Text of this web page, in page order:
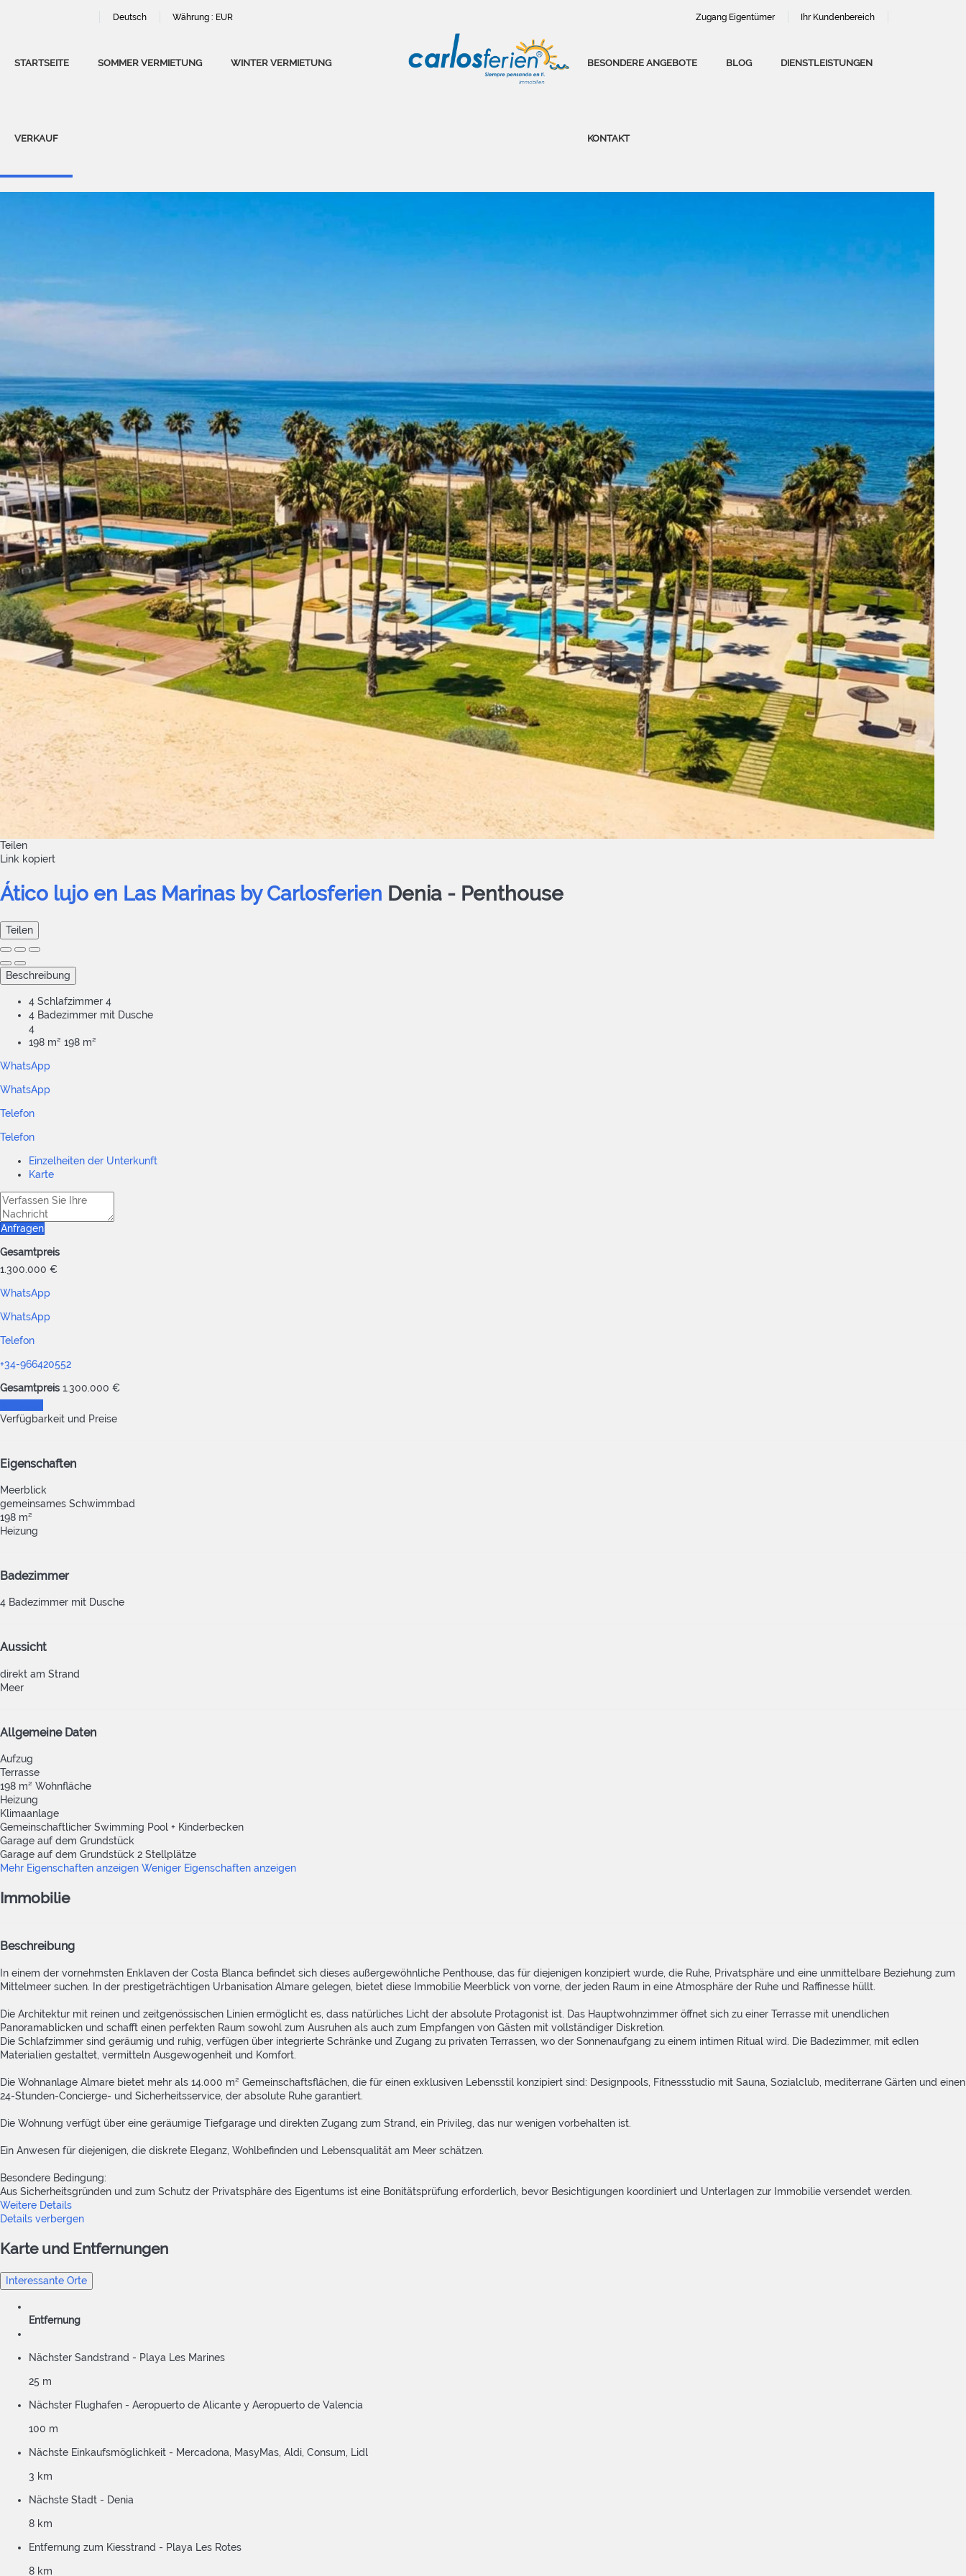
Deutsch Währung : EUR Ihr Kundenbereich
Zugang Eigentümer
STARTSEITE SOMMER VERMIETUNG WINTER VERMIETUNG
VERKAUF
BESONDERE ANGEBOTE BLOG DIENSTLEISTUNGEN
KONTAKT
Teilen
Link kopiert
Ático lujo en Las Marinas by Carlosferien Denia - Penthouse
Teilen
Beschreibung
4 Schlafzimmer 4
4 Badezimmer mit Dusche
4
198 m² 198 m²
WhatsApp
WhatsApp
Telefon
Telefon
Einzelheiten der Unterkunft
Karte
Anfragen
Gesamtpreis
1.300.000 €
WhatsApp
WhatsApp
Telefon
+34-966420552
Gesamtpreis 1.300.000 €
Verfügbarkeit und Preise
Eigenschaften
Meerblick
gemeinsames Schwimmbad
198 m²
Heizung
Badezimmer
4 Badezimmer mit Dusche
Aussicht
direkt am Strand
Meer
Allgemeine Daten
Aufzug
Terrasse
198 m² Wohnfläche
Heizung
Klimaanlage
Gemeinschaftlicher Swimming Pool + Kinderbecken
Garage auf dem Grundstück
Garage auf dem Grundstück 2 Stellplätze
Mehr Eigenschaften anzeigen Weniger Eigenschaften anzeigen
Immobilie
Beschreibung
In einem der vornehmsten Enklaven der Costa Blanca befindet sich dieses außergewöhnliche Penthouse, das für diejenigen konzipiert wurde, die Ruhe, Privatsphäre und eine unmittelbare Beziehung zum
Mittelmeer suchen. In der prestigeträchtigen Urbanisation Almare gelegen, bietet diese Immobilie Meerblick von vorne, der jeden Raum in eine Atmosphäre der Ruhe und Raffinesse hüllt.
Die Architektur mit reinen und zeitgenössischen Linien ermöglicht es, dass natürliches Licht der absolute Protagonist ist. Das Hauptwohnzimmer öffnet sich zu einer Terrasse mit unendlichen
Panoramablicken und schafft einen perfekten Raum sowohl zum Ausruhen als auch zum Empfangen von Gästen mit vollständiger Diskretion.
Die Schlafzimmer sind geräumig und ruhig, verfügen über integrierte Schränke und Zugang zu privaten Terrassen, wo der Sonnenaufgang zu einem intimen Ritual wird. Die Badezimmer, mit edlen
Materialien gestaltet, vermitteln Ausgewogenheit und Komfort.
Die Wohnanlage Almare bietet mehr als 14.000 m² Gemeinschaftsflächen, die für einen exklusiven Lebensstil konzipiert sind: Designpools, Fitnessstudio mit Sauna, Sozialclub, mediterrane Gärten und einen
24-Stunden-Concierge- und Sicherheitsservice, der absolute Ruhe garantiert.
Die Wohnung verfügt über eine geräumige Tiefgarage und direkten Zugang zum Strand, ein Privileg, das nur wenigen vorbehalten ist.
Ein Anwesen für diejenigen, die diskrete Eleganz, Wohlbefinden und Lebensqualität am Meer schätzen.
Besondere Bedingung:
Aus Sicherheitsgründen und zum Schutz der Privatsphäre des Eigentums ist eine Bonitätsprüfung erforderlich, bevor Besichtigungen koordiniert und Unterlagen zur Immobilie versendet werden.
Weitere Details
Details verbergen
Karte und Entfernungen
Interessante Orte
Entfernung
Nächster Sandstrand - Playa Les Marines
25 m
Nächster Flughafen - Aeropuerto de Alicante y Aeropuerto de Valencia
100 m
Nächste Einkaufsmöglichkeit - Mercadona, MasyMas, Aldi, Consum, Lidl
3 km
Nächste Stadt - Denia
8 km
Entfernung zum Kiesstrand - Playa Les Rotes
8 km